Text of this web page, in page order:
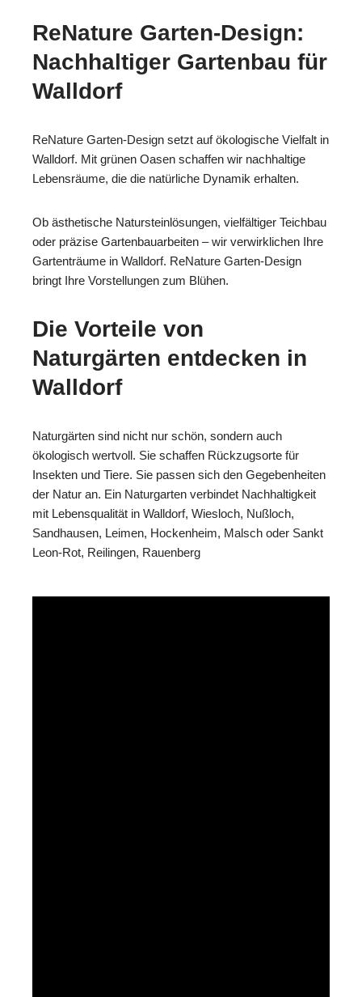
ReNature Garten-Design:
Nachhaltiger Gartenbau für
Walldorf
ReNature Garten-Design setzt auf ökologische Vielfalt in
Walldorf. Mit grünen Oasen schaffen wir nachhaltige
Lebensräume, die die natürliche Dynamik erhalten.
Ob ästhetische Natursteinlösungen, vielfältiger Teichbau
oder präzise Gartenbauarbeiten – wir verwirklichen Ihre
Gartenträume in Walldorf. ReNature Garten-Design
bringt Ihre Vorstellungen zum Blühen.
Die Vorteile von
Naturgärten entdecken in
Walldorf
Naturgärten sind nicht nur schön, sondern auch
ökologisch wertvoll. Sie schaffen Rückzugsorte für
Insekten und Tiere. Sie passen sich den Gegebenheiten
der Natur an. Ein Naturgarten verbindet Nachhaltigkeit
mit Lebensqualität in Walldorf, Wiesloch, Nußloch,
Sandhausen, Leimen, Hockenheim, Malsch oder Sankt
Leon-Rot, Reilingen, Rauenberg